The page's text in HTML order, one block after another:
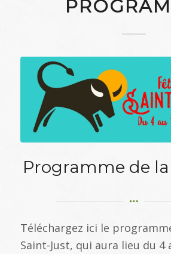
Programme de la
Téléchargez ici le
Saint-Just, qui aura lieu du 4